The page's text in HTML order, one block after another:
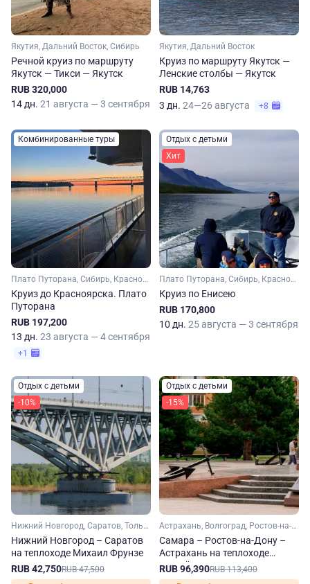
Якутия, Дальний Восток, Сибирь
Речной круиз по маршруту
Якутск — Тикси — Якутск
RUB 320,000
14 дн. 21 августа — 3 сентября
Якутия, Дальний Восток
Круиз по маршруту Якутск —
Ленские столбы — Якутск
RUB 14,763
3 дн. 24—26 августа +8
Комбинированные туры
Плато Путорана, Сибирь, Красноярский край, Таймыр
Круиз до Красноярска. Плато
Путорана
RUB 197,200
13 дн. 23 августа — 4 сентября
+1
Отдых с детьми
Хит
Плато Путорана, Сибирь, Красноярский край, Таймыр
Круиз по Енисею
RUB 170,800
10 дн. 25 августа — 3 сентября
Отдых с детьми
-10%
Нижний Новгород, Саратов, Тольятти, Свияжск
Нижний Новгород – Саратов
на теплоходе Михаил Фрунзе
RUB 42,750RUB 47,500
Отдых с детьми
-15%
Астрахань, Волгоград, Ростов-на-Дону, Самара, Саратов
Самара – Ростов-на-Дону –
Астрахань на теплоходе
Сергей Кучкин
RUB 96,390RUB 113,400